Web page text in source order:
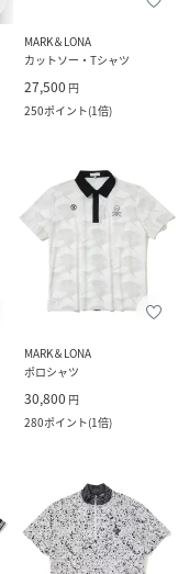
MARK＆LONA
カットソー・Tシャツ
27,500 円
250ポイント(1倍)
MARK＆LONA
ポロシャツ
30,800 円
280ポイント(1倍)